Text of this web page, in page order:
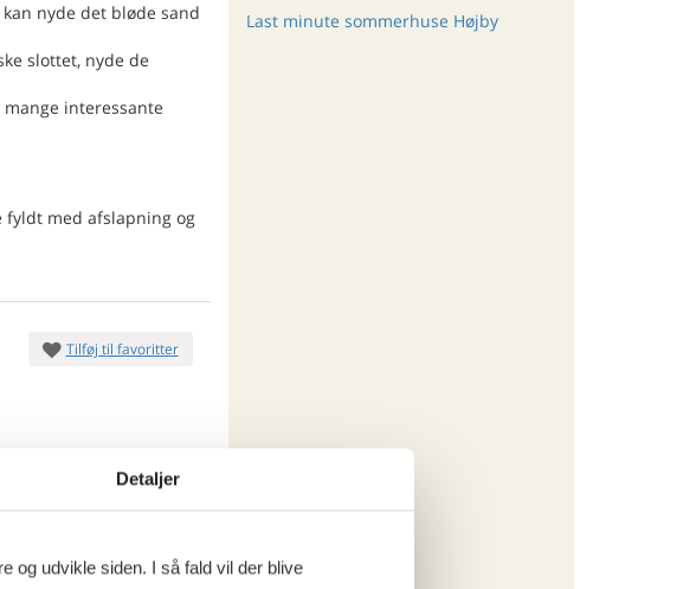
nyde det bløde sand
slottet, nyde de
interessante
fyldt med afslapning og
Tilføj til favoritter
7.532,-
Last minute sommerhuse Højby
Detaljer
og udvikle siden. I så fald vil der blive